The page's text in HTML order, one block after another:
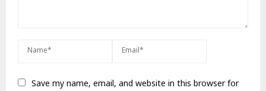
Save my name, email, and website in this browser for